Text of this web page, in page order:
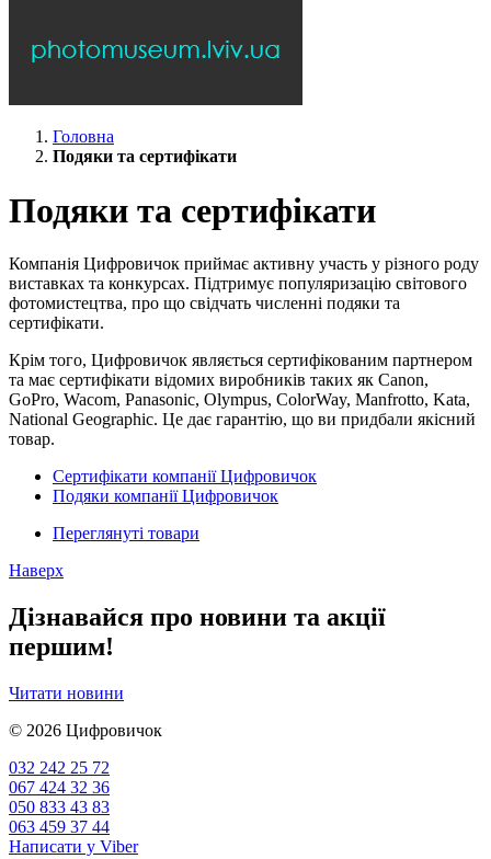
Головна
Подяки та сертифікати
Подяки та сертифікати
Компанія Цифровичок приймає активну участь у різного роду
виставках та конкурсах. Підтримує популяризацію світового
фотомистецтва, про що свідчать численні подяки та
сертифікати.
Крім того, Цифровичок являється сертифікованим партнером
та має сертифікати відомих виробників таких як Canon,
GoPro, Wacom, Panasonic, Olympus, ColorWay, Manfrotto, Kata,
National Geographic. Це дає гарантію, що ви придбали якісний
товар.
Сертифікати компанії Цифровичок
Подяки компанії Цифровичок
Переглянуті товари
Наверх
Дізнавайся про новини та акції
першим!
Читати новини
© 2026 Цифровичок
032 242 25 72
067 424 32 36
050 833 43 83
063 459 37 44
Написати у Viber